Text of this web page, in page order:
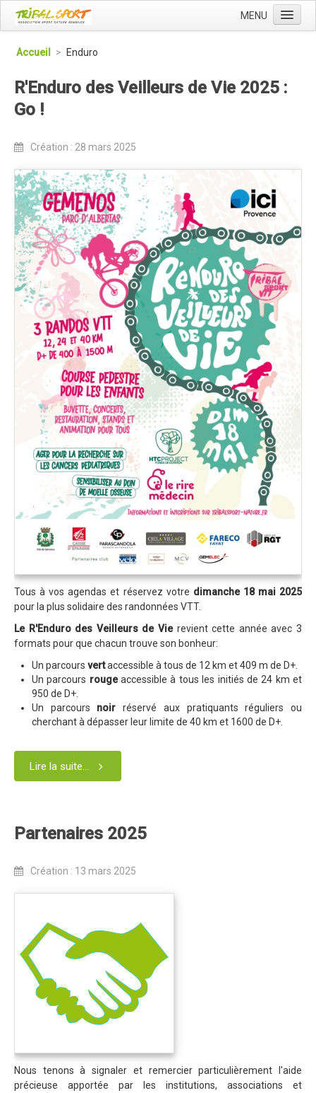
MENU
L'Association Tribal
Le Club Tribal VTT
Le Team Tribal
La Newsletter Tribal
Gérer votre abonnement
Consulter les archives
Dans la presse
Le Club VTT
Blog du Club
Présentation
Trips Enduro
Stages Perfectionnement
Séminaires Entreprises
S'inscrire aux Cours...
S'inscrire aux Stages / Sorties...
La page Instagram du club...
Contacter le Club
Enduro
Edition 2025
Blog 2025
Partenaires 2025
Affiche 2025
Règlement 2025
Programme 2025
Plans des parcours 2025
Photos / Vidéos 2025
Edition 2024
Affiche 2024
Plans des parcours 2024
Programme 2024
Photos / Vidéos 2024
Tombola 2024
Blog 2023
Dossier de presse 2023
Accueil > Enduro
R'Enduro des Veilleurs de Vie 2025 :
Go !
Création : 28 mars 2025
Tous à vos agendas et réservez votre dimanche 18 mai 2025
pour la plus solidaire des randonnées VTT.
Le R'Enduro des Veilleurs de Vierevient cette année avec 3
formats pour que chacun trouve son bonheur:
Un parcours vertaccessible à tous de 12 km et 409 m de D+.
Un parcours rougeaccessible à tous les initiés de 24 km et
950 de D+.
Un parcours noir réservé aux pratiquants réguliers ou
cherchant à dépasser leur limite de 40 km et 1600 de D+.
Lire la suite...
Partenaires 2025
Création : 13 mars 2025
Nous tenons à signaler et remercier particulièrement l'aide
précieuse apportée par les institutions, associations et